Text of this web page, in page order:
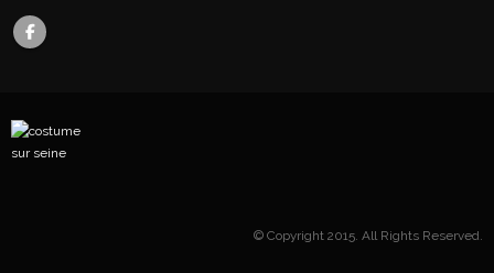
© Copyright 2015. All Rights Reserved.